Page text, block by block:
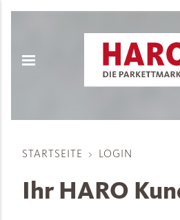
STARTSEITE LOGIN
Ihr HARO